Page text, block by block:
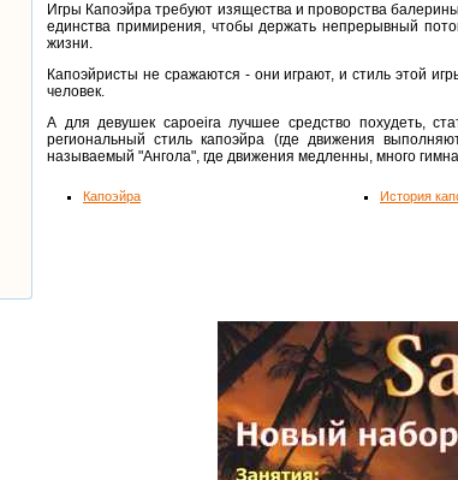
Игры Капоэйра требуют изящества и проворства
единства примирения, чтобы держать непрерывный
жизни.
Капоэйристы не сражаются - они играют, и стиль этой
человек.
А для девушек capoeira лучшее средство похудеть,
региональный стиль капоэйра (где движения
называемый "Ангола", где движения медленны, много
Капоэйра История